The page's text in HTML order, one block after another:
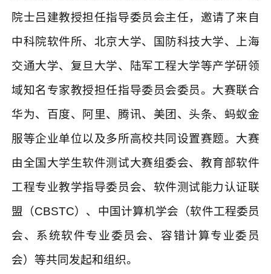
院士吕建教授担任指导委员会主任，邀请了来自
中科院软件所、北京大学、国防科技大学、上海
交通大学、复旦大学、陆军工程大学等产学研领
域知名专家教授担任指导委员会委员。大赛联合
华为、百度、阿里、腾讯、美团、头条、蚂蚁金
服等企业单位以及多所高校共同设置赛题。大赛
由全国大学生软件测试大赛组委会、教育部软件
工程专业教学指导委员会、软件测试能力认证联
盟（CBSTC）、中国计算机学会（软件工程委员
会、系统软件专业委员会、容错计算专业委员
会）等共同发起和组织。